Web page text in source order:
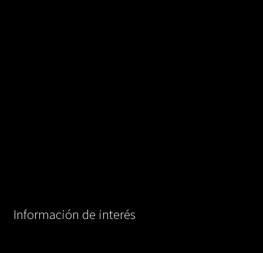
Información de interés